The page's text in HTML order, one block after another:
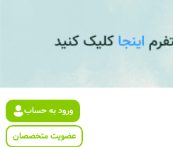
ورود به حساب
عضویت متخصصان